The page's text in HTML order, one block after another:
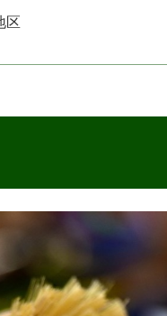
区